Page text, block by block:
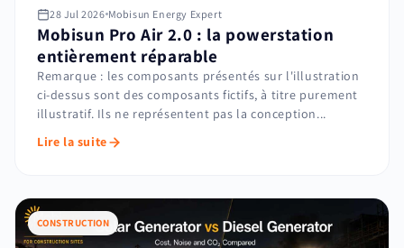
28 Jul 2026 Mobisun Energy Expert
Mobisun Pro Air 2.0 : la powerstation
entièrement réparable
Remarque : les composants présentés sur l'illustration
ci-dessus sont des composants fictifs, à titre purement
illustratif. Ils ne représentent pas la conception...
Lire la suite
CONSTRUCTION